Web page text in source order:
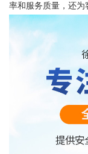
率和服务质量，还为